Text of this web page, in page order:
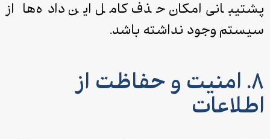
پشتیبانی امکان حذف کامل این داده‌ها از
سیستم وجود نداشته باشد.
۸. امنیت و حفاظت از
اطلاعات